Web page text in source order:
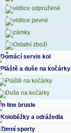
vidlice odpružené
vidlice pevné
zámky
Ostatní zboží
Domácí servis kol
Pláště a duše na kočárky
Pláště na kočárky
Duše na kočárky
In line brusle
Koloběžky a odrážedla
Zimní sporty